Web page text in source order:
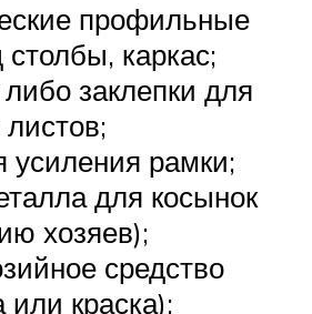
профильные
каркас;
заклепки для
усиления рамки;
для косынок
хозяев);
средство
или краска);